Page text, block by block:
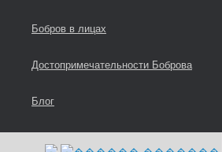
Бобров в лицах
Достопримечательности Боброва
Блог